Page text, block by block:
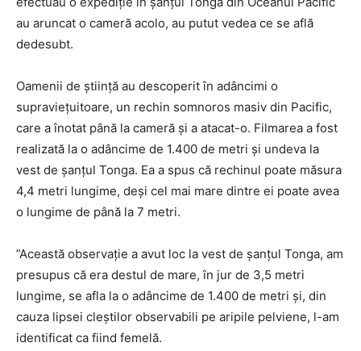
au aruncat o cameră acolo, au putut vedea ce se află
dedesubt.
Oamenii de știință au descoperit în adâncimi o
supraviețuitoare, un rechin somnoros masiv din Pacific,
care a înotat până la cameră și a atacat-o. Filmarea a fost
realizată la o adâncime de 1.400 de metri și undeva la
vest de șanțul Tonga. Ea a spus că rechinul poate măsura
4,4 metri lungime, deși cel mai mare dintre ei poate avea
o lungime de până la 7 metri.
”Această observație a avut loc la vest de șanțul Tonga, am
presupus că era destul de mare, în jur de 3,5 metri
lungime, se afla la o adâncime de 1.400 de metri și, din
cauza lipsei cleștilor observabili pe aripile pelviene, l-am
identificat ca fiind femelă.